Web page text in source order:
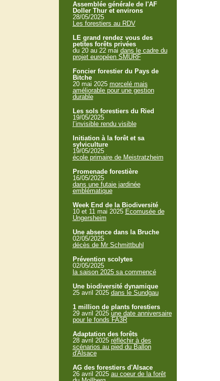
Assemblée générale de l'AF
Doller Thur et environs
28/05/2025
Les forestiers au RDV
LE grand rendez vous des
petites forêts privées
du 20 au 22 mai dans le cadre du
projet européen SMURF
Foncier forestier du Pays de
Bitche
20 mai 2025 morcelé mais
améliorable pour une gestion
durable
Les sols forestiers du Ried
19/05/2025
l’invisible rendu visible
Initiation à la forêt et sa
sylviculture
19/05/2025
école primaire de Meistratzheim
Promenade forestière
16/05/2025
dans une futaie jardinée
emblématique
Week End de la Biodiversité
10 et 11 mai 2025 Ecomusée de
Ungersheim
Une absence dans la Bruche
02/05/2025
décès de Mr Schmittbuhl
Prévention scolytes
02/05/2025
la saison 2025 sa commencé
Une biodiversité dynamique
25 avril 2025 dans le Sundgau
1 million de plants forestiers
29 avril 2025 une date anniversaire
pour le fonds FA3R
Adaptation des forêts
28 avril 2025 réfléchir à des
scénarios au pied du Ballon
d'Alsace
AG des forestiers d'Alsace
26 avril 2025 au coeur de la forêt